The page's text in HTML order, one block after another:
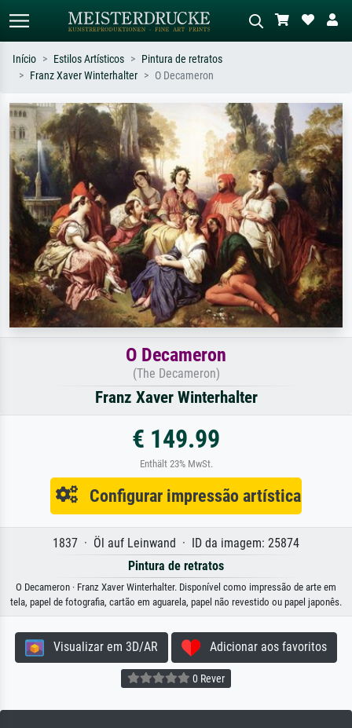
Pesquise por artista, título ou estilo –
ex: Monet, Noite Estrelada,
impressionismo, onda de Hokusai, nu.
Descreva a cena – ex: prado verde,
abstrato com muito vermelho, pintura
a óleo escura, nu em pé ao lado de
uma árvore.
Início Estilos Artísticos
Pintura de retratos
Franz Xaver Winterhalter
O Decameron
O Decameron
(The Decameron)
Franz Xaver Winterhalter
€ 149.99
Enthält 23% MwSt.
Configurar impressão artística
1837 · Öl auf Leinwand · ID da imagem: 25874
Pintura de retratos
O Decameron · Franz Xaver Winterhalter. Disponível como impressão de arte em
tela, papel de fotografia, cartão em aguarela, papel não revestido ou papel japonês.
Visualizar em 3D/AR Adicionar aos favoritos
0 Rever